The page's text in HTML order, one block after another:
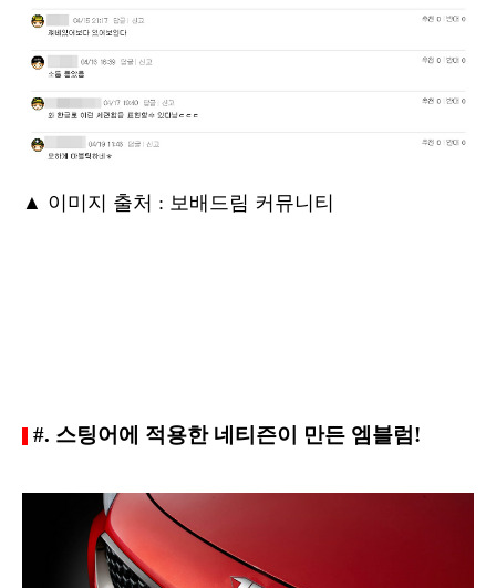
▲ 이미지 출처 : 보배드림 커뮤니티
#. 스팅어에 적용한 네티즌이 만든 엠블럼!